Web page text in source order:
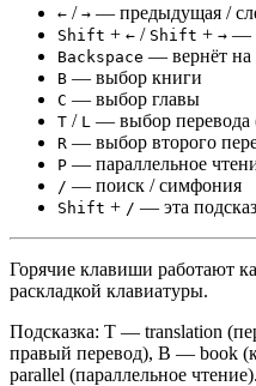
← / → — предыдущая /
Shift + ← / Shift + → —
Backspace — вернёт
B — выбор книги
C — выбор главы
T / L — выбор перевода
R — выбор второго
P — параллельное
/ — поиск / симфония
Shift + / — эта
Горячие клавиши работают
раскладкой клавиатуры.
Подсказка: T — translation
правый перевод), B — book
parallel (параллельное чтение).